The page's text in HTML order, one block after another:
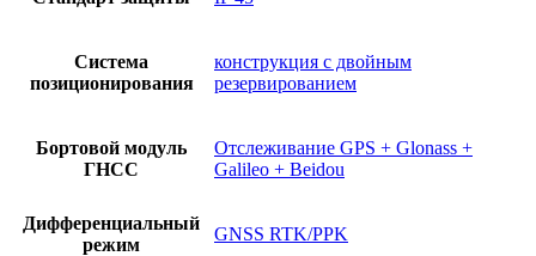
Система
позиционирования
конструкция с двойным
резервированием
Бортовой модуль
ГНСС
Отслеживание GPS + Glonass +
Galileo + Beidou
Дифференциальный
режим
GNSS RTK/PPK